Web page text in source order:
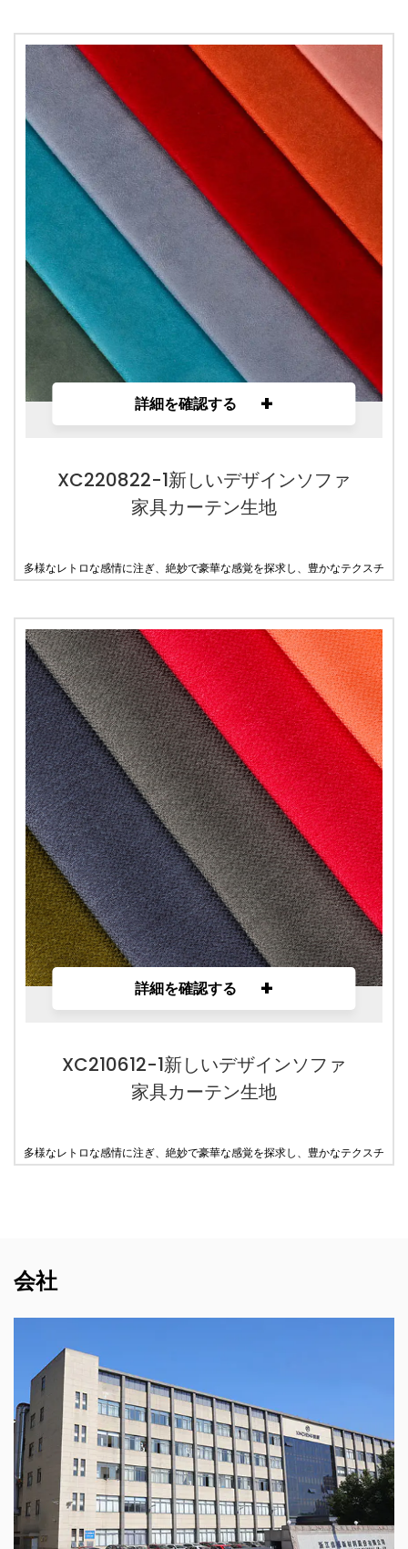
詳細を確認する +
XC220822-1新しいデザインソファ
家具カーテン生地
多様なレトロな感情に注ぎ、絶妙で豪華な感覚を探求し、豊かなテクスチ
詳細を確認する +
XC210612-1新しいデザインソファ
家具カーテン生地
多様なレトロな感情に注ぎ、絶妙で豪華な感覚を探求し、豊かなテクスチ
会社